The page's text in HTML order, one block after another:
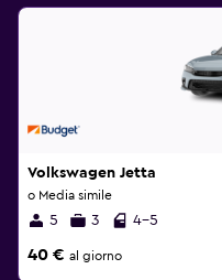
Volkswagen Jetta
o Media simile
5 3 4-5
40 € al giorno